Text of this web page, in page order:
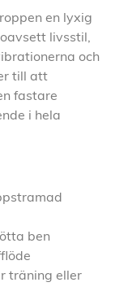
en lyxig
livsstil,
och
till att
fastare
i hela
ben
träning eller